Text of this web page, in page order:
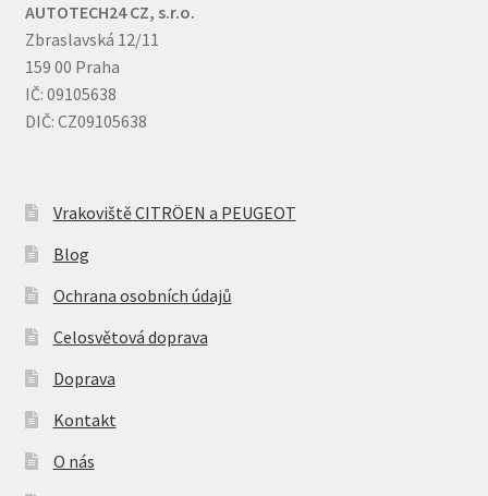
AUTOTECH24 CZ, s.r.o.
Zbraslavská 12/11
159 00 Praha
IČ: 09105638
DIČ: CZ09105638
Vrakoviště CITRÖEN a PEUGEOT
Blog
Ochrana osobních údajů
Celosvětová doprava
Doprava
Kontakt
O nás